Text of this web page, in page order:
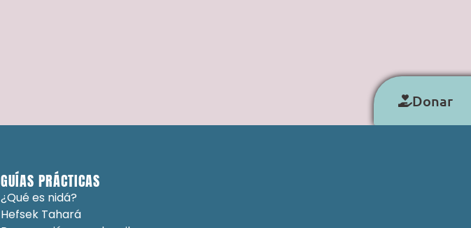
Donar
GUÍAS PRÁCTICAS
¿Qué es nidá?
Hefsek Tahará